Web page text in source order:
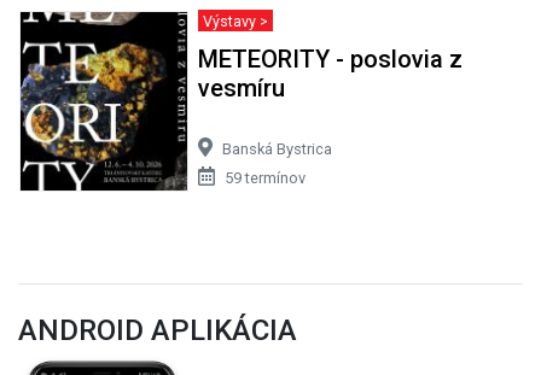
Výstavy >
METEORITY - poslovia z
vesmíru
Banská Bystrica
59 termínov
ANDROID APLIKÁCIA